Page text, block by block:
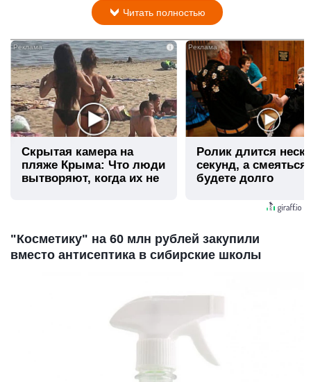
Читать полностью
i
Скрытая камера на
пляже Крыма: Что люди
вытворяют, когда их не
Ролик длится
секунд, а
будете долго
"Косметику" на 60 млн рублей закупили
вместо антисептика в сибирские школы